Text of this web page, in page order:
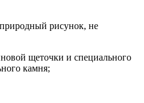
рисунок, не
щеточки и специального
камня;